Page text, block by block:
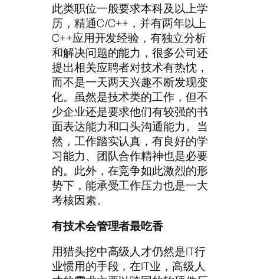
此类职位一般要求本科及以上学
历，精通C/C++，并有两年以上
C++应用开发经验，有独立分析
和解决问题的能力，很多公司还
提出相关应聘者对技术有热忱，
而不是一天两天兴趣不断发现变
化。虽然是技术类的工作，但不
少企业还是要求他们有较强的书
面表达能力和口头沟通能力。当
然，工作踏实认真，有良好的学
习能力、团队合作精神也是必要
的。此外，在竞争如此激烈的形
势下，能承受工作压力也是一大
考核因素。
有技术会管理者最吃香
用猎头挖中高级人才仍然是IT行
业惯用的手段，在IT业，高级人